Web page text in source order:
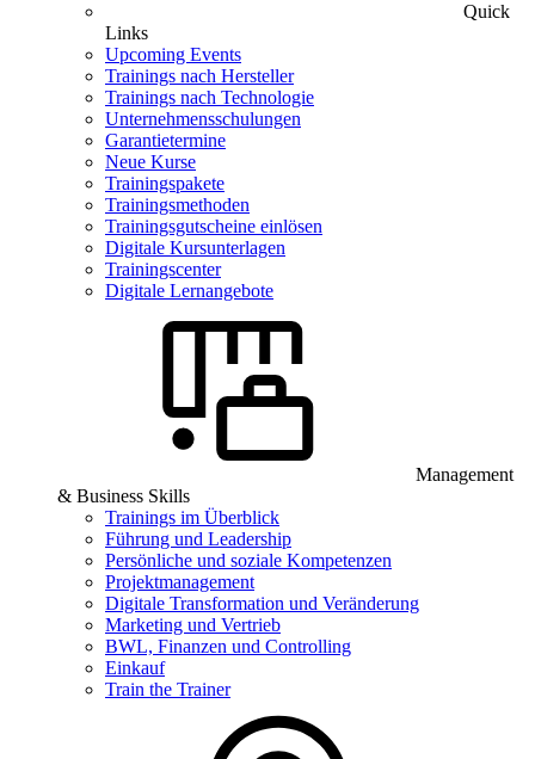
Quick
Links
Upcoming Events
Trainings nach Hersteller
Trainings nach Technologie
Unternehmensschulungen
Garantietermine
Neue Kurse
Trainingspakete
Trainingsmethoden
Trainingsgutscheine einlösen
Digitale Kursunterlagen
Trainingscenter
Digitale Lernangebote
Management
& Business Skills
Trainings im Überblick
Führung und Leadership
Persönliche und soziale Kompetenzen
Projektmanagement
Digitale Transformation und Veränderung
Marketing und Vertrieb
BWL, Finanzen und Controlling
Einkauf
Train the Trainer